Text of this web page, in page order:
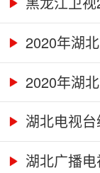
2020年湖
2020年湖
湖北电视
湖北广播